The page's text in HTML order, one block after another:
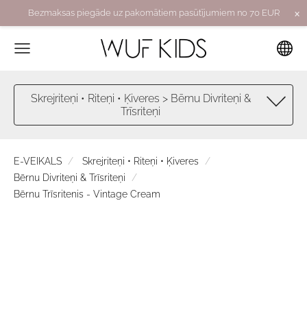
Bezmaksas piegāde uz pakomātiem pasūtījumiem no 70 EUR ×
Skrejriteņi • Riteņi • Ķiveres > Bērnu Divriteņi &
Trīsriteņi
E-VEIKALS
Skrejriteņi • Riteņi • Ķiveres
Bērnu Divriteņi & Trīsriteņi
Bērnu Trīsritenis - Vintage Cream